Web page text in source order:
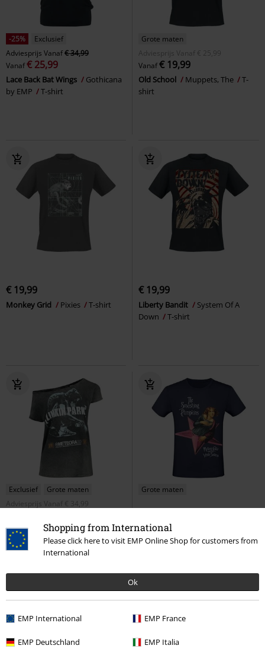
Shopping from International
Please click here to visit EMP Online Shop for customers from
International
Ok
EMP International EMP France
EMP Deutschland EMP Italia
-25%
Exclusief
Adviesprijs Vanaf€ 34,99
Vanaf€ 25,99
Lace Back Bat Wings
Gothicana
by EMP
T-shirt
Grote maten
Adviesprijs
Vanaf € 25,99
Vanaf€ 19,99
Old School Muppets, The
T-
shirt
€ 19,99
Monkey Grid Pixies T-shirt
€ 19,99
Liberty Bandit
System Of A
Down
T-shirt
Exclusief
Grote maten
Adviesprijs
Vanaf € 34,99
Overlay Linkin Park T-shirt
Grote maten
MCATIS Album
Pumpkins
T-shirt